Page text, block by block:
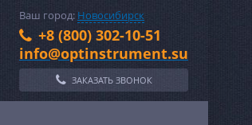
Ваш город: Новосибирск
+8 (800) 302-10-51
info@optinstrument.su
ЗАКАЗАТЬ ЗВОНОК